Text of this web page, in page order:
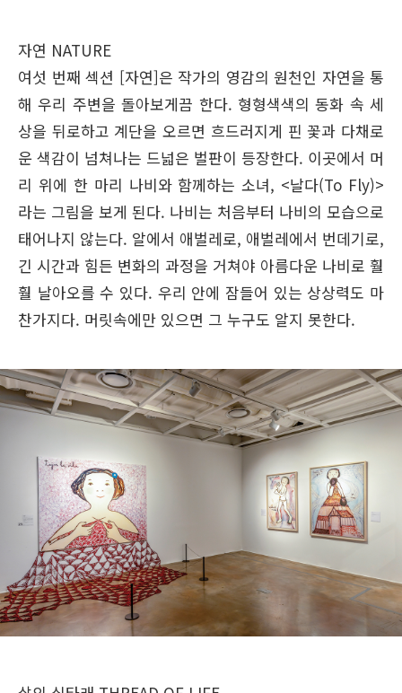
자연 NATURE
여섯 번째 섹션 [자연]은 작가의 영감의 원천인 자연을 통
해 우리 주변을 돌아보게끔 한다. 형형색색의 동화 속 세
상을 뒤로하고 계단을 오르면 흐드러지게 핀 꽃과 다채로
운 색감이 넘쳐나는 드넓은 벌판이 등장한다. 이곳에서 머
리 위에 한 마리 나비와 함께하는 소녀, <날다(To Fly)>
라는 그림을 보게 된다. 나비는 처음부터 나비의 모습으로
태어나지 않는다. 알에서 애벌레로, 애벌레에서 번데기로,
긴 시간과 힘든 변화의 과정을 거쳐야 아름다운 나비로 훨
훨 날아오를 수 있다. 우리 안에 잠들어 있는 상상력도 마
찬가지다. 머릿속에만 있으면 그 누구도 알지 못한다.